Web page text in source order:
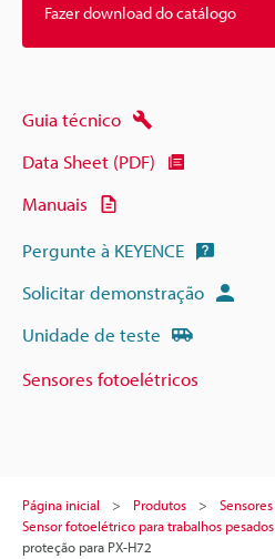
Fazer download do catálogo
Guia técnico
Data Sheet (PDF)
Manuais
Pergunte à KEYENCE
Solicitar demonstração
Unidade de teste
Sensores fotoelétricos
Página inicial Produtos Sensores
Sensor fotoelétrico para trabalhos pesados
proteção para PX-H72